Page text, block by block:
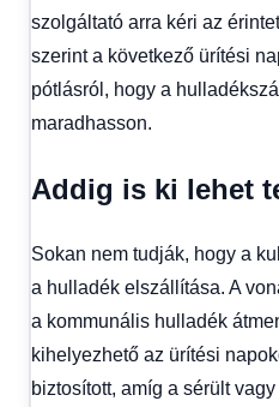
szolgáltató arra kéri az
szerint a következő ürítési
pótlásról, hogy a
maradhasson.
Addig is ki lehet
Sokan nem tudják, hogy a
a hulladék elszállítása. A
a kommunális hulladék
kihelyezhető az ürítési
biztosított, amíg a sérült